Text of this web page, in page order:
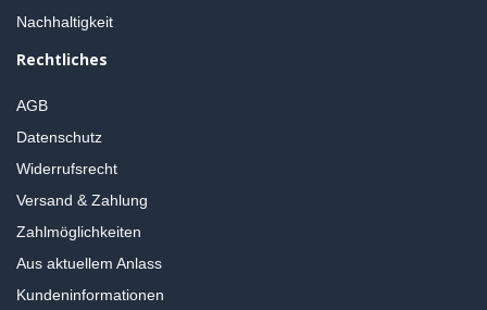
Nachhaltigkeit
Rechtliches
AGB
Datenschutz
Widerrufsrecht
Versand & Zahlung
Zahlmöglichkeiten
Aus aktuellem Anlass
Kundeninformationen